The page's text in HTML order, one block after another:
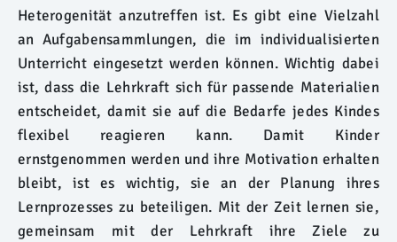
Heterogenität anzutreffen ist. Es gibt eine Vielzahl
an Aufgabensammlungen, die im individualisierten
Unterricht eingesetzt werden können. Wichtig dabei
ist, dass die Lehrkraft sich für passende Materialien
entscheidet, damit sie auf die Bedarfe jedes Kindes
flexibel reagieren kann. Damit Kinder
ernstgenommen werden und ihre Motivation erhalten
bleibt, ist es wichtig, sie an der Planung ihres
Lernprozesses zu beteiligen. Mit der Zeit lernen sie,
gemeinsam mit der Lehrkraft ihre Ziele zu